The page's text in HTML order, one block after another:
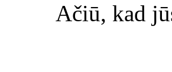
Ačiū, kad